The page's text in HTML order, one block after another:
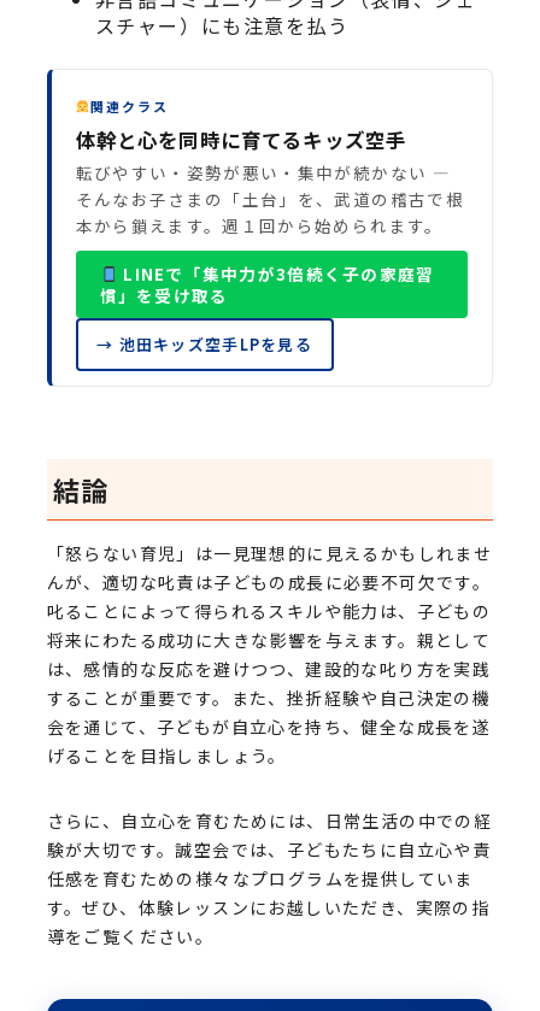
スチャー）にも注意を払う
関連クラス
体幹と心を同時に育てるキッズ空手
転びやすい・姿勢が悪い・集中が続かない —
そんなお子さまの「土台」を、武道の稽古で根
本から鎖えます。週１回から始められます。
LINEで「集中力が3倍続く子の家庭習
慣」を受け取る
→ 池田キッズ空手LPを見る
結論
「怒らない育児」は一見理想的に見えるかもしれませ
んが、適切な叱責は子どもの成長に必要不可欠です。
叱ることによって得られるスキルや能力は、子どもの
将来にわたる成功に大きな影響を与えます。親として
は、感情的な反応を避けつつ、建設的な叱り方を実践
することが重要です。また、挫折経験や自己決定の機
会を通じて、子どもが自立心を持ち、健全な成長を遂
げることを目指しましょう。
さらに、自立心を育むためには、日常生活の中での経
験が大切です。誠空会では、子どもたちに自立心や責
任感を育むための様々なプログラムを提供していま
す。ぜひ、体験レッスンにお越しいただき、実際の指
導をご覧ください。